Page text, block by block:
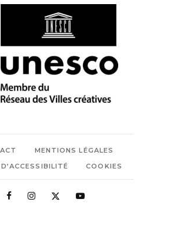
MENTIONS LÉGALES
COOKIES